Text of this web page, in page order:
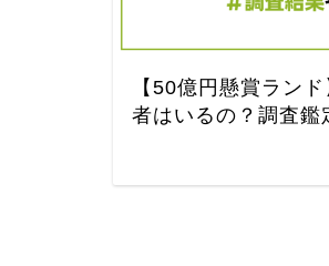
【50億円懸賞ラン
者はいるの？調査鑑